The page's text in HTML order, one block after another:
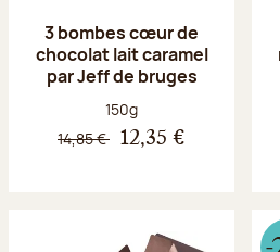
3 bombes cœur de
chocolat lait caramel
par Jeff de bruges
Poids net :
150g
14,85 € 12,35 €